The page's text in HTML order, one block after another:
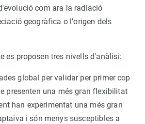
com ara la radiació
geogràfica o l'origen dels
es proposen tres nivells d'anàlisi:
global per validar per primer cop
presenten una més gran flexibilitat
han experimentat una més gran
i són menys susceptibles a